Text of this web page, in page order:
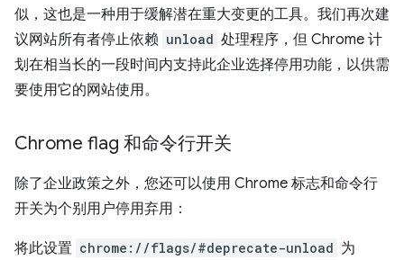
似，这也是一种用于缓解潜在重大变更的工具。我们再次建
议网站所有者停止依赖 unload 处理程序，但 Chrome 计
划在相当长的一段时间内支持此企业选择停用功能，以供需
要使用它的网站使用。
Chrome flag 和命令行开关
除了企业政策之外，您还可以使用 Chrome 标志和命令行
开关为个别用户停用弃用：
将此设置 chrome://flags/#deprecate-unload 为